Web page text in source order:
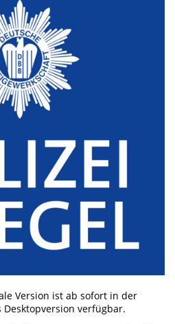
Version ist ab sofort in der
verfügbar.